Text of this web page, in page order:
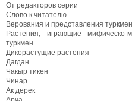
От редакторов серии
Слово к читателю
Верования и представления
Растения, играющие мифическо-
туркмен
Дикорастущие растения
Дагдан
Чакыр тикен
Чинар
Ак дерек